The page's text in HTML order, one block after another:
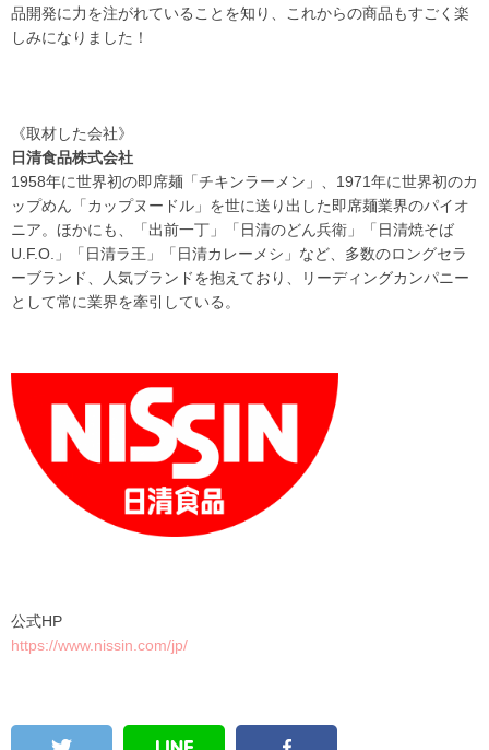
品開発に力を注がれていることを知り、これからの商品もすごく楽
しみになりました！
《取材した会社》
日清食品株式会社
1958年に世界初の即席麺「チキンラーメン」、1971年に世界初のカ
ップめん「カップヌードル」を世に送り出した即席麺業界のパイオ
ニア。ほかにも、「出前一丁」「日清のどん兵衛」「日清焼そば
U.F.O.」「日清ラ王」「日清カレーメシ」など、多数のロングセラ
ーブランド、人気ブランドを抱えており、リーディングカンパニー
として常に業界を牽引している。
公式HP
https://www.nissin.com/jp/